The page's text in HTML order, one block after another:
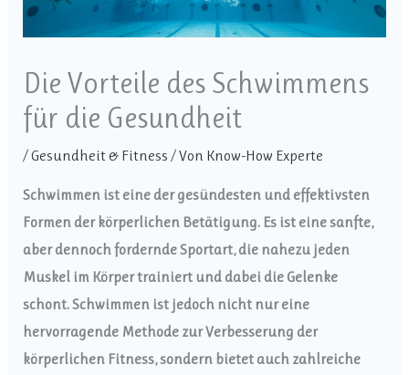
Die Vorteile des Schwimmens
für die Gesundheit
/Gesundheit & Fitness / Von Know-How Experte
Schwimmen ist eine der gesündesten und effektivsten
Formen der körperlichen Betätigung. Es ist eine sanfte,
aber dennoch fordernde Sportart, die nahezu jeden
Muskel im Körper trainiert und dabei die Gelenke
schont. Schwimmen ist jedoch nicht nur eine
hervorragende Methode zur Verbesserung der
körperlichen Fitness, sondern bietet auch zahlreiche